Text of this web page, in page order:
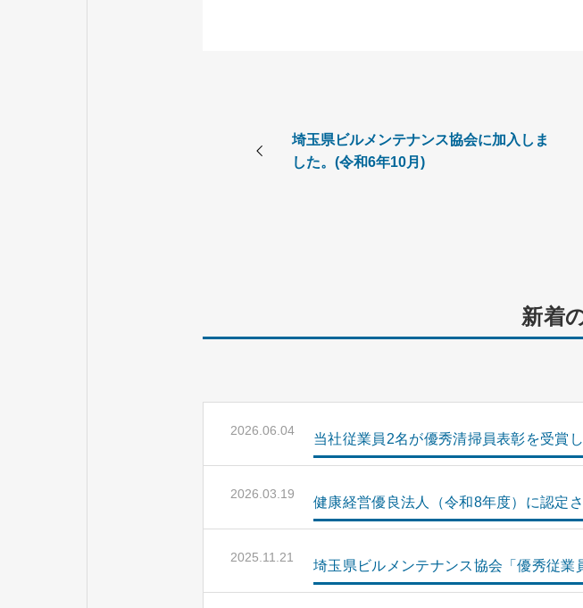
埼玉県ビルメンテナンス協会に加入しま
した。(令和6年10月)
新着
2026.06.04
当社従業員2名が優秀清掃員表彰を受賞
2026.03.19
健康経営優良法人（令和8年度）に認定
2025.11.21
埼玉県ビルメンテナンス協会「優秀従業